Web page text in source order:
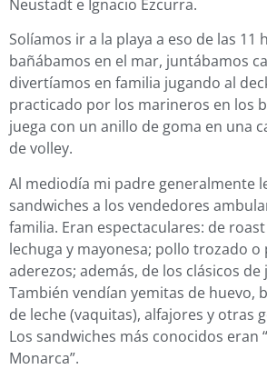
Neustadt e Ignacio Ezcurra.
Solíamos ir a la playa a eso de las 11
bañábamos en el mar, juntábamos
divertíamos en familia jugando al
practicado por los marineros en los
juega con un anillo de goma en una
de volley.
Al mediodía mi padre generalmente
sandwiches a los vendedores
familia. Eran espectaculares: de
lechuga y mayonesa; pollo trozado o
aderezos; además, de los clásicos de
También vendían yemitas de huevo,
de leche (vaquitas), alfajores y otras
Los sandwiches más conocidos eran
Monarca”.